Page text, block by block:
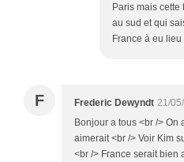
Paris mais
au sud et qui
France à eu
F Frederic Dewyndt 21/
Bonjour a tous <br />
aimerait <br /> Voir Kim
<br /> France serait bien